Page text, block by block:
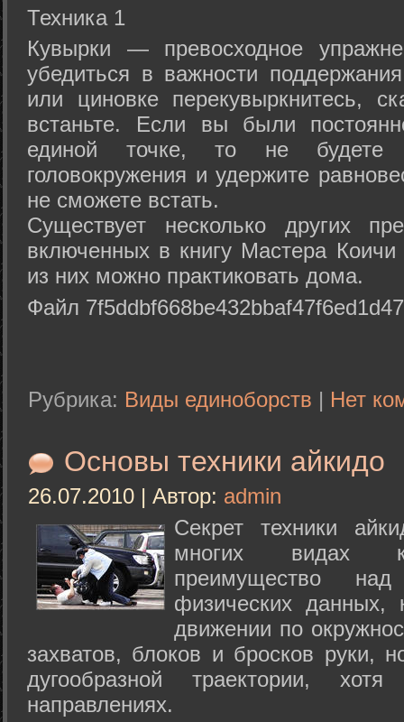
Техника 1
Кувырки — превосходное
убедиться в важности
или циновке перекувыркнитесь,
встаньте. Если вы были
единой точке, то не будете
головокружения и удержите
не сможете встать.
Существует несколько других
включенных в книгу Мастера
из них можно практиковать дома.
Файл
Рубрика: Виды единоборств | Нет
Основы техники айкидо
26.07.2010 | Автор: admin
Секрет техники
многих видах
преимущество
физических данных,
движении по
захватов, блоков и бросков руки,
дугообразной траектории,
направлениях.